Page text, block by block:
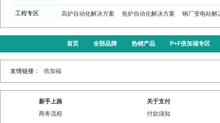
工程专区 高炉自动化解决方案 焦炉自动化解决方案 钢厂变电站解
首页 全部品牌 热销产品 P+F倍加福专区
友情链接： 倍加福
新手上路
商务流程
关于支付
付款须知